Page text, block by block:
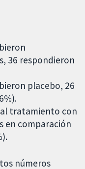
36 respondieron
placebo, 26
al tratamiento con
en comparación
números